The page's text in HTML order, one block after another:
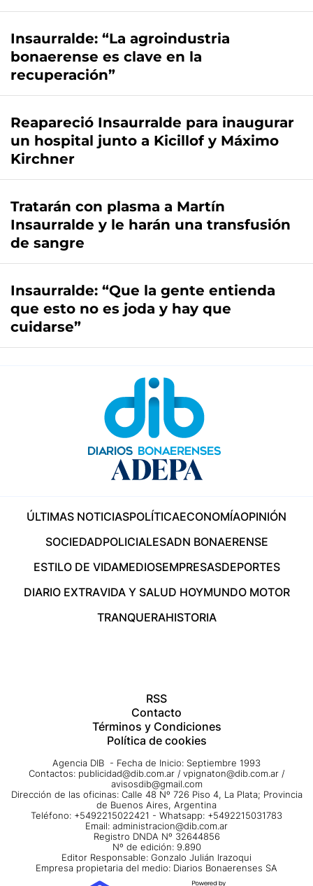
Insaurralde: “La agroindustria
bonaerense es clave en la
recuperación”
Reapareció Insaurralde para inaugurar
un hospital junto a Kicillof y Máximo
Kirchner
Tratarán con plasma a Martín
Insaurralde y le harán una transfusión
de sangre
Insaurralde: “Que la gente entienda
que esto no es joda y hay que
cuidarse”
ÚLTIMAS NOTICIASPOLÍTICAECONOMÍAOPINIÓN
SOCIEDADPOLICIALESADN BONAERENSE
ESTILO DE VIDAMEDIOSEMPRESASDEPORTES
DIARIO EXTRAVIDA Y SALUD HOYMUNDO MOTOR
TRANQUERAHISTORIA
RSS
Contacto
Términos y Condiciones
Política de cookies
Agencia DIB - Fecha de Inicio: Septiembre 1993
Contactos: publicidad@dib.com.ar / vpignaton@dib.com.ar /
avisosdib@gmail.com
Dirección de las oficinas: Calle 48 Nº 726 Piso 4, La Plata; Provincia
de Buenos Aires, Argentina
Teléfono: +5492215022421 - Whatsapp: +5492215031783
Email: administracion@dib.com.ar
Registro DNDA Nº 32644856
Nº de edición: 9.890
Editor Responsable: Gonzalo Julián Irazoqui
Empresa propietaria del medio: Diarios Bonaerenses SA